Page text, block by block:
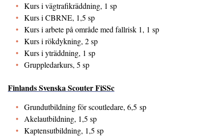
Kurs i vägtrafikräddning, 1 sp
Kurs i CBRNE, 1,5 sp
Kurs i arbete på område med fallrisk 1, 1 sp
Kurs i rökdykning, 2 sp
Kurs i yträddning, 1 sp
Gruppledarkurs, 5 sp
Finlands Svenska Scouter FiSSc
Grundutbildning för scoutledare, 6,5 sp
Akelautbildning, 1,5 sp
Kaptensutbildning, 1,5 sp